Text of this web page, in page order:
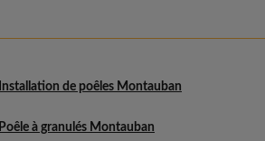
Installation de poêles Montauban
Poêle à granulés Montauban